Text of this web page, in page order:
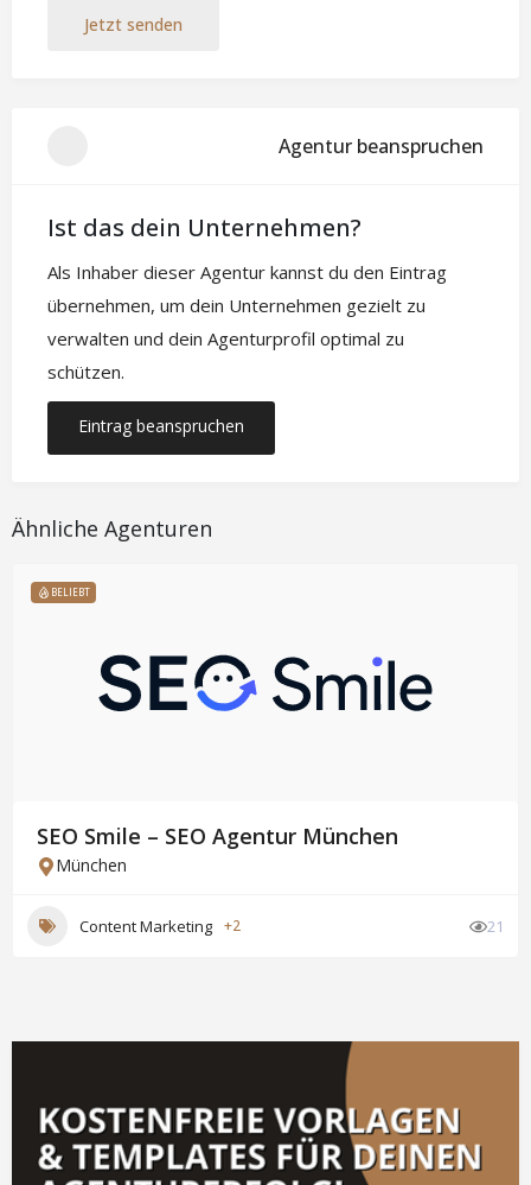
Jetzt senden
Agentur beanspruchen
Ist das dein Unternehmen?
Als Inhaber dieser Agentur kannst du den Eintrag
übernehmen, um dein Unternehmen gezielt zu
verwalten und dein Agenturprofil optimal zu
schützen.
Eintrag beanspruchen
Ähnliche Agenturen
BELIEBT
SEO Smile – SEO Agentur München
München
Content Marketing +2 21